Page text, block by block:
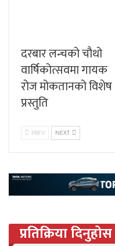
दरबार लन्चको चौथो
वार्षिकोत्सवमा गायक
रोज मोकतानको विशेष
प्रस्तुति
PREV NEXT
प्रतिक्रिया दिनुहोस